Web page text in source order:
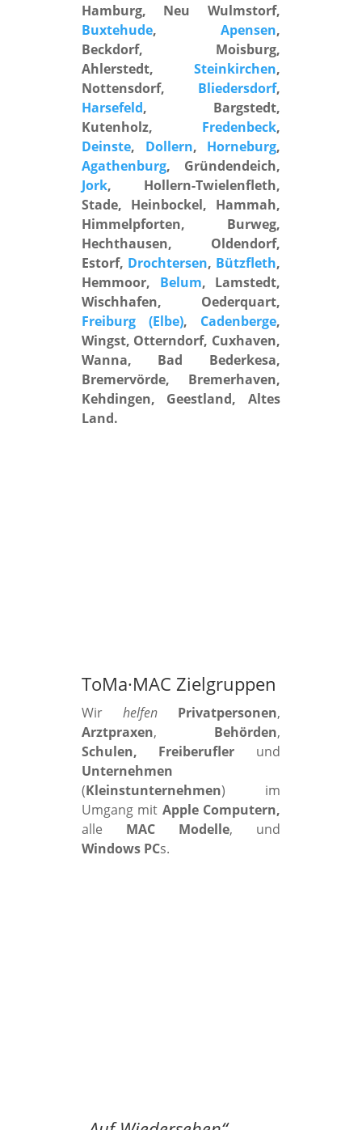
Hamburg, Neu Wulmstorf,
Buxtehude,Apensen,
Beckdorf, Moisburg,
Ahlerstedt,Steinkirchen,
Nottensdorf, Bliedersdorf,
Harsefeld, Bargstedt,
Kutenholz, Fredenbeck,
Deinste, Dollern, Horneburg,
Agathenburg, Gründendeich,
Jork, Hollern-Twielenfleth,
Stade, Heinbockel, Hammah,
Himmelpforten, Burweg,
Hechthausen, Oldendorf,
Estorf, Drochtersen, Bützfleth,
Hemmoor, Belum, Lamstedt,
Wischhafen, Oederquart,
Freiburg (Elbe), Cadenberge,
Wingst, Otterndorf, Cuxhaven,
Wanna, Bad Bederkesa,
Bremervörde, Bremerhaven,
Kehdingen, Geestland, Altes
Land.
ToMa·MAC Zielgruppen
Wir helfen Privatpersonen,
Arztpraxen, Behörden,
Schulen, Freiberufler und
Unternehmen
(Kleinstunternehmen) im
Umgang mit Apple Computern,
alle MAC Modelle, und
Windows PCs.